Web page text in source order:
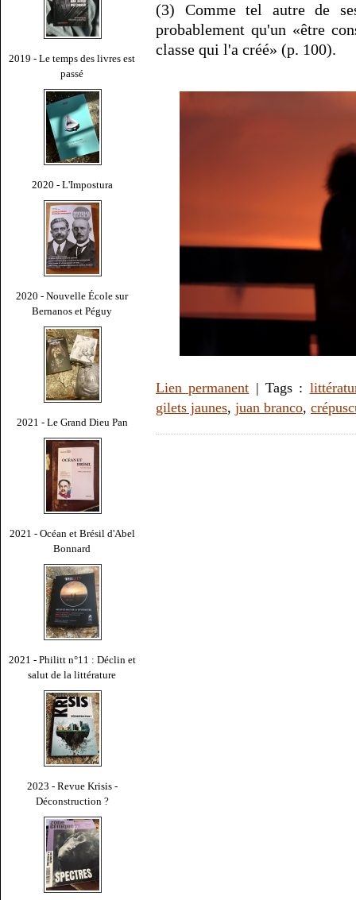
2019 - Le temps des livres est
passé
2020 - L'Impostura
2020 - Nouvelle École sur
Bernanos et Péguy
2021 - Le Grand Dieu Pan
2021 - Océan et Brésil d'Abel
Bonnard
2021 - Philitt n°11 : Déclin et
salut de la littérature
2023 - Revue Krisis -
Déconstruction ?
(3) Comme tel autre de
probablement qu'un «être
classe qui l'a créé» (p. 100).
Lien permanent | Tags :
gilets jaunes, juan branco,